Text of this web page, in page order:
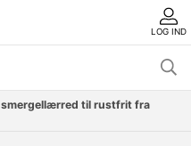
LOG IND
smergellærred til rustfrit fra